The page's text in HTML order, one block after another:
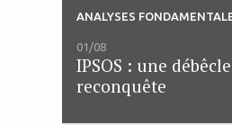
ANALYSES
01/08
IPSOS : une
reconquête